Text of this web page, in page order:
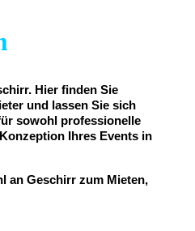
Hier finden Sie
und lassen Sie sich
sowohl professionelle
Ihres Events in
an Geschirr zum Mieten,